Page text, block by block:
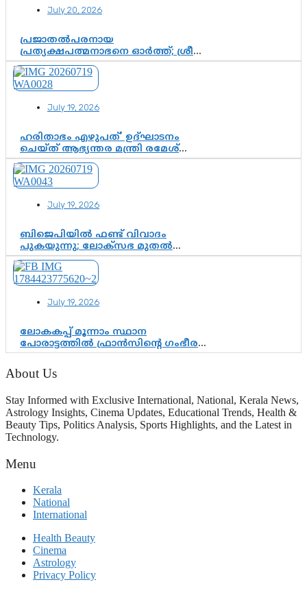
ചുണക്കുട്ടൻ
July 20, 2026
പ്രജാതൽപരനായ
പ്രത്യക്ഷപത്മനാഭനെ ഓർത്ത്; ശ്രീ
ചിത്തിര തിരുനാൾ മഹാരാജാവിന്റെ
35-ാം നാടുനീങ്ങൽ ദിനം ഇന്ന്
July 19, 2026
ഹരിതാഭം എഴുപത്’ ഉദ്ഘാടനം
ചെയ്ത് ആഭ്യന്തര മന്ത്രി രമേശ്
ചെന്നിത്തല; ആർ. ഹരികുമാറിന്റെ
സപ്തതി ആഘോഷങ്ങൾക്ക്
പ്രൗഢമായ തുടക്കം
July 19, 2026
ബിജെപിയിൽ ഫണ്ട് വിവാദം
പുകയുന്നു; ലോക്സഭ മുതൽ
നിയമസഭ വരെ 140 മണ്ഡലങ്ങളിലെ
ഫണ്ട് വിനിയോഗം
പരിശോധിക്കുമോ? കേന്ദ്രത്തിനും
ഘടകത്തോട് അതൃപ്തി
July 19, 2026
ലോകകപ്പ് മൂന്നാം സ്ഥാന
പോരാട്ടത്തിൽ ഫ്രാൻസിന്റെ ഗംഭീര
തിരിച്ചുവരവ്; ഗോൾവേട്ടയിൽ
മെസ്സിയെ മറികടന്ന് എംബാപ്പെ
About Us
Stay Informed with Exclusive International, National, Kerala News,
Astrology Insights, Cinema Updates, Educational Trends, Health &
Beauty Tips, Politics Analysis, Sports Highlights, and the Latest in
Technology.
Menu
Kerala
National
International
Health Beauty
Cinema
Astrology
Privacy Policy